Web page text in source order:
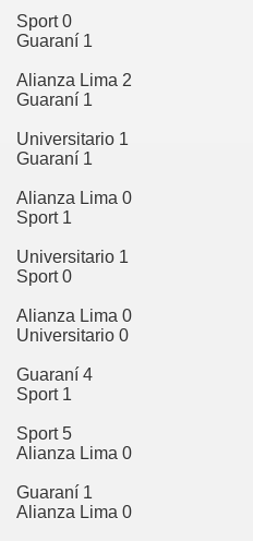
Sport 0
Guaraní 1
Alianza Lima 2
Guaraní 1
Universitario 1
Guaraní 1
Alianza Lima 0
Sport 1
Universitario 1
Sport 0
Alianza Lima 0
Universitario 0
Guaraní 4
Sport 1
Sport 5
Alianza Lima 0
Guaraní 1
Alianza Lima 0
Luzuriaga